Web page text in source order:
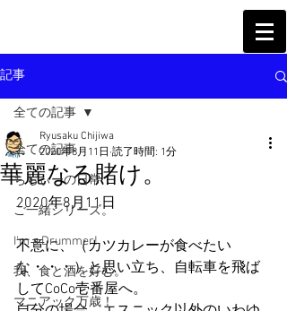
記事
全ての記事
ちぢぃーの日常
ご一緒シリーズ。
I'm a Drummer!
我、食と酒を好む。
マニアック万歳！
全ての記事
華麗なる賭け。
Ryusaku Chijiwa
2020年8月11日 読了時間: 1分
2020年8月11日
不意に、（カツカレーが食べたい
な・・・）と思い立ち、自転車を飛ば
してCoCo壱番屋へ。